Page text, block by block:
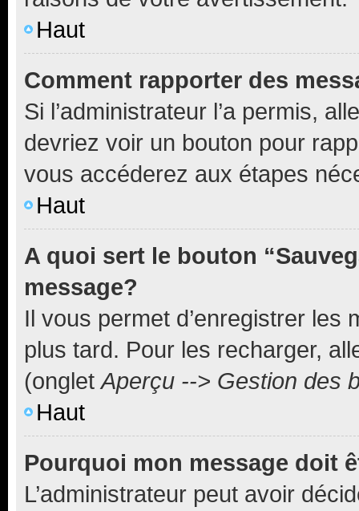
Haut
Comment rapporter des
Si l’administrateur l’a permis,
devriez voir un bouton pour
vous accéderez aux étapes
Haut
A quoi sert le bouton
message?
Il vous permet d’enregistrer
plus tard. Pour les recharger,
(ongletAperçu --> Gestion des
Haut
Pourquoi mon message doit
L’administrateur peut avoir